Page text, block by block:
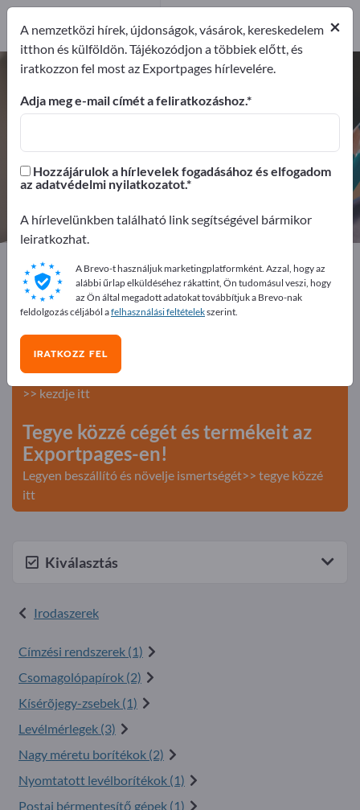
Csomagolás és csomagküldés –
gyártók és beszállítók keresése
Forgalmazó
2
Exportpages
Irodaszerek
Csomagolás és csomagküldés
Hirdessen ingyen az Exportpages-
en!
Keresés – Ajánlatok – Használt áruk – Üzleti kapcsolatok
>> kezdje itt
Tegye közzé cégét és termékeit az
Exportpages-en!
Legyen beszállító és növelje ismertségét>> tegye közzé
itt
Kiválasztás
Irodaszerek
Címzési rendszerek (1)
Csomagolópapírok (2)
Kísérõjegy-zsebek (1)
Levélmérlegek (3)
Nagy méretu borítékok (2)
Nyomtatott levélborítékok (1)
Postai bérmentesítő gépek (1)
×
A nemzetközi hírek, újdonságok, vásárok, kereskedelem
itthon és külföldön. Tájékozódjon a többiek előtt, és
iratkozzon fel most az Exportpages hírlevelére.
Adja meg e-mail címét a feliratkozáshoz.
Hozzájárulok a hírlevelek fogadásához és elfogadom
az adatvédelmi nyilatkozatot.
A hírlevelünkben található link segítségével bármikor
leiratkozhat.
A Brevo-t használjuk marketingplatformként. Azzal, hogy az
alábbi űrlap elküldéséhez rákattint, Ön tudomásul veszi, hogy
az Ön által megadott adatokat továbbítjuk a Brevo-nak
feldolgozás céljából afelhasználási feltételekszerint.
IRATKOZZ FEL